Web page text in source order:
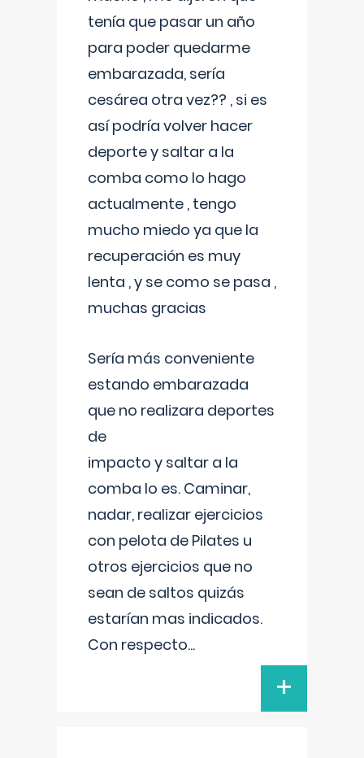
tenía que pasar un año
para poder quedarme
embarazada, sería
cesárea otra vez?? , si es
así podría volver hacer
deporte y saltar a la
comba como lo hago
actualmente , tengo
mucho miedo ya que la
recuperación es muy
lenta , y se como se pasa ,
muchas gracias
Sería más conveniente
estando embarazada
que no realizara deportes
de
impacto y saltar a la
comba lo es. Caminar,
nadar, realizar ejercicios
con pelota de Pilates u
otros ejercicios que no
sean de saltos quizás
estarían mas indicados.
Con respecto...
+